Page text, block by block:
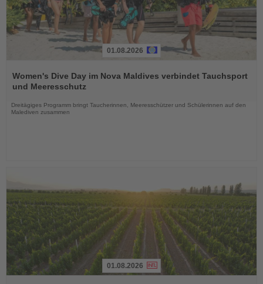
Sie
die
01.08.2026
Women's Dive Day im Nova Maldives verbindet Tauchsport
und Meeresschutz
Dreitägiges Programm bringt Taucherinnen, Meeresschützer und Schülerinnen auf den
Malediven zusammen
01.08.2026